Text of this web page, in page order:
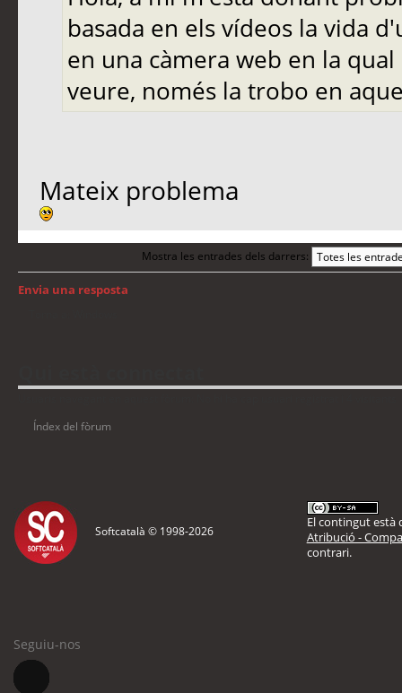
basada en els vídeos la vida
en una càmera web en la
veure, només la trobo en
Mateix problema
Mostra les entrades dels darrers:
Envia una resposta
Índex del fòrum
Softcatalà © 1998-2026
El contingut està
Atribució -
contrari.
Seguiu-nos